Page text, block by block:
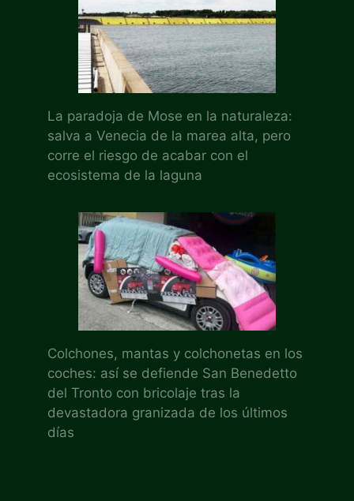
La paradoja de Mose en la naturaleza:
salva a Venecia de la marea alta, pero
corre el riesgo de acabar con el
ecosistema de la laguna
Colchones, mantas y colchonetas en los
coches: así se defiende San Benedetto
del Tronto con bricolaje tras la
devastadora granizada de los últimos
días